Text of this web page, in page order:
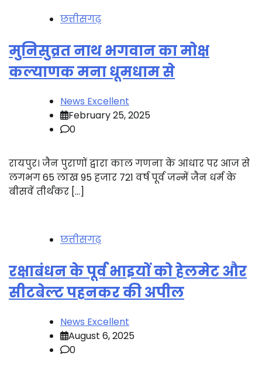
छत्तीसगढ़
मुनिसुव्रत नाथ भगवान का मोक्ष
कल्याणक मना धूमधाम से
News Excellent
February 25, 2025
0
रायपुर। जैन पुराणों द्वारा काल गणना के आधार पर आज से
लगभग 65 लाख 95 हजार 721 वर्ष पूर्व जन्में जैन धर्म के
बीसवें तीर्थंकर […]
छत्तीसगढ़
रक्षाबंधन के पूर्व भाइयों को हेलमेट और
सीटबेल्ट पहनकर की अपील
News Excellent
August 6, 2025
0